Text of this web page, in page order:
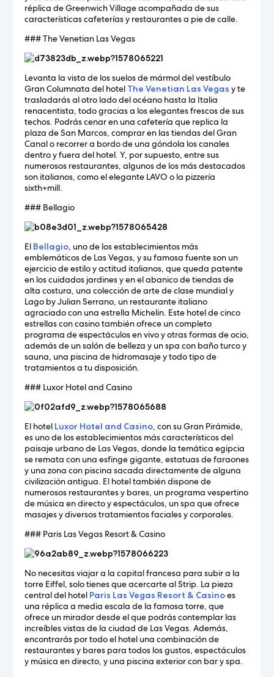
réplica de Greenwich Village acompañada de sus
características cafeterías y restaurantes a pie de calle.
### The Venetian Las Vegas
Levanta la vista de los suelos de mármol del vestíbulo
Gran Columnata del hotel The Venetian Las Vegas y te
trasladarás al otro lado del océano hasta la Italia
renacentista, todo gracias a los elegantes frescos de sus
techos. Podrás cenar en una cafetería que replica la
plaza de San Marcos, comprar en las tiendas del Gran
Canal o recorrer a bordo de una góndola los canales
dentro y fuera del hotel. Y, por supuesto, entre sus
numerosos restaurantes, algunos de los más destacados
son italianos, como el elegante LAVO o la pizzería
sixth+mill.
### Bellagio
El Bellagio, uno de los establecimientos más
emblemáticos de Las Vegas, y su famosa fuente son un
ejercicio de estilo y actitud italianos, que queda patente
en los cuidados jardines y en el abanico de tiendas de
alta costura, una colección de arte de clase mundial y
Lago by Julian Serrano, un restaurante italiano
agraciado con una estrella Michelin. Este hotel de cinco
estrellas con casino también ofrece un completo
programa de espectáculos en vivo y otras formas de ocio,
además de un salón de belleza y un spa con baño turco y
sauna, una piscina de hidromasaje y todo tipo de
tratamientos a tu disposición.
### Luxor Hotel and Casino
El hotel Luxor Hotel and Casino, con su Gran Pirámide,
es uno de los establecimientos más característicos del
paisaje urbano de Las Vegas, donde la temática egipcia
se remata con una esfinge gigante, estatuas de faraones
y una zona con piscina sacada directamente de alguna
civilización antigua. El hotel también dispone de
numerosos restaurantes y bares, un programa vespertino
de música en directo y espectáculos, un spa que ofrece
masajes y diversos tratamientos faciales y corporales.
### Paris Las Vegas Resort & Casino
No necesitas viajar a la capital francesa para subir a la
torre Eiffel, solo tienes que acercarte al Strip. La pieza
central del hotel Paris Las Vegas Resort & Casinoes
una réplica a media escala de la famosa torre, que
ofrece un mirador desde el que podrás contemplar las
increíbles vistas de la ciudad de Las Vegas. Además,
encontrarás por todo el hotel una combinación de
restaurantes y bares para todos los gustos, espectáculos
y música en directo, y una piscina exterior con bar y spa.